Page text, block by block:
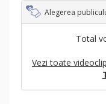
Alegerea
Total
Vezi toate